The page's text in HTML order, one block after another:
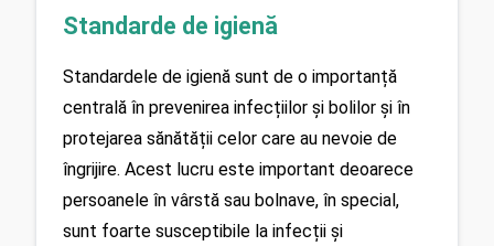
Standarde de igienă
Standardele de igienă sunt de o importanță
centrală în prevenirea infecțiilor și bolilor și în
protejarea sănătății celor care au nevoie de
îngrijire. Acest lucru este important deoarece
persoanele în vârstă sau bolnave, în special,
sunt foarte susceptibile la infecții și